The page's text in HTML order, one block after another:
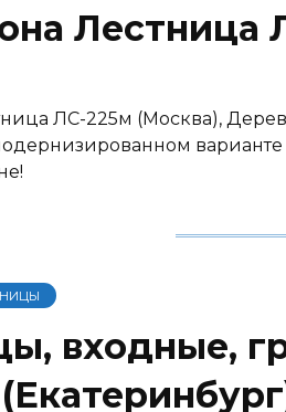
Лестница
ЛС-225м (Москва),
входные,